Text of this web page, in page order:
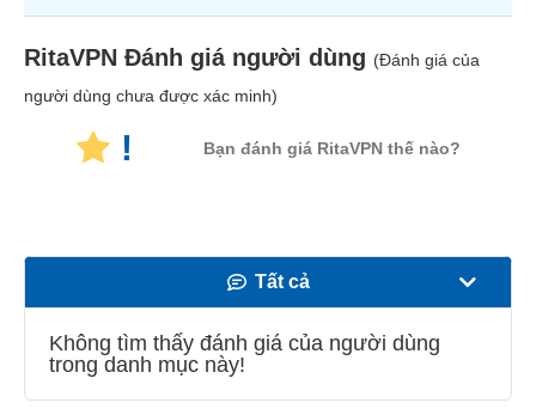
RitaVPN Đánh giá người dùng (Đánh giá của
người dùng chưa được xác minh)
! Bạn đánh giá RitaVPN thế nào?
Tất cả
Tốc độ
Không tìm thấy đánh giá của người dùng
trong danh mục này!